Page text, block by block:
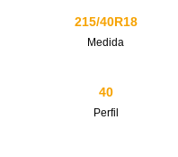
215/40R18
Medida
40
Perfil